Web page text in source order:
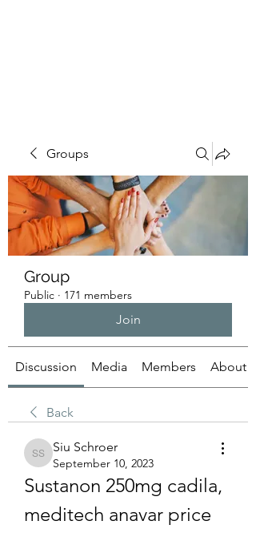
Groups
Group
Public · 171 members
Join
Discussion Media Members About
Back
Siu Schroer
Siu Schroer
September 10, 2023
Sustanon 250mg cadila,
meditech anavar price